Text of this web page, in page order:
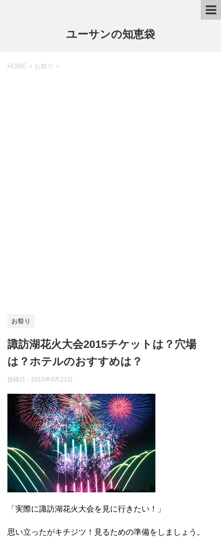
ユーサンの知恵袋
HOME > お祭り >
お祭り
諏訪湖花火大会2015チケットは？穴場
は？ホテルのおすすめは？
投稿日： 2015年4月21日
「実際に諏訪湖花火大会を見に行きたい！」
思い立ったがキチジツ！見るための準備をしましょう。